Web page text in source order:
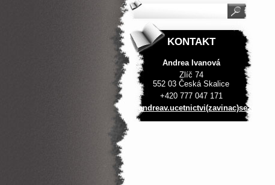
KONTAKT
Andrea Ivanová
Zlíč 74
552 03 Česká Skalice
+420 777 047 171
andreav.ucetnictvi(zavinac)seznam.cz